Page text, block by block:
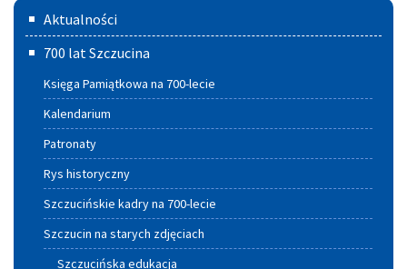
Menu
główne
Aktualności
700 lat Szczucina
Księga Pamiątkowa na 700-lecie
Kalendarium
Patronaty
Rys historyczny
Szczucińskie kadry na 700-lecie
Szczucin na starych zdjęciach
Szczucińska edukacja